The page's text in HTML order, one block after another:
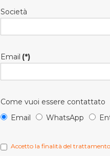
Società
Email (*)
Come vuoi essere contattato
Email
WhatsApp
Accetto la finalità del